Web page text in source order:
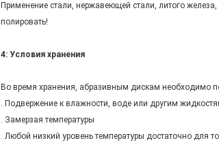
Применение стали, нержавеющей стали, литого
полировать!
4: Условия хранения
Во время хранения, абразивным дискам необходимо
. Подвержение к влажности, воде или другим
. Замерзая температуры
. Любой низкий уровень температуры достаточно для